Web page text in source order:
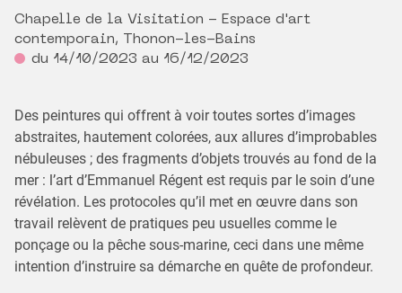
Chapelle de la Visitation - Espace d'art
contemporain, Thonon-les-Bains
du 14/10/2023 au 16/12/2023
Des peintures qui offrent à voir toutes sortes d’images
abstraites, hautement colorées, aux allures d’improbables
nébuleuses ; des fragments d’objets trouvés au fond de la
mer : l’art d’Emmanuel Régent est requis par le soin d’une
révélation. Les protocoles qu’il met en œuvre dans son
travail relèvent de pratiques peu usuelles comme le
ponçage ou la pêche sous-marine, ceci dans une même
intention d’instruire sa démarche en quête de profondeur.